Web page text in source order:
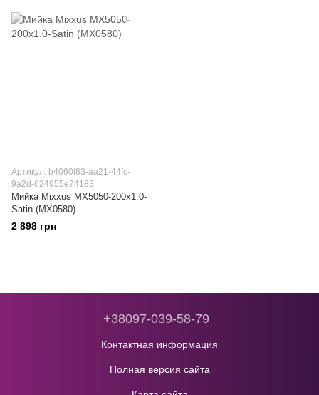
Артикул: b4060f83-aa21-44fc-
9a2d-624955e74183
Мийка Mixxus MX5050-200x1.0-
Satin (MX0580)
2 898 грн
+38097-039-58-79
Контактная информация
Полная версия сайта